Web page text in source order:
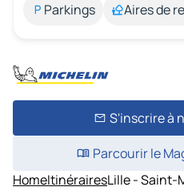
Parkings
Aires de
S'inscrire à
Parcourir le
HomeItinérairesLille - Saint-